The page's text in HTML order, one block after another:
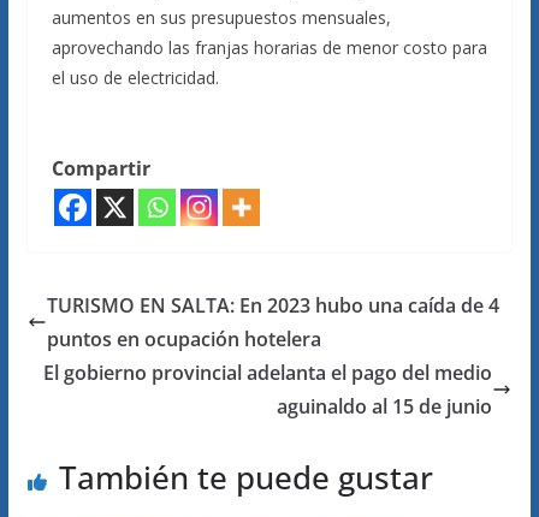
aumentos en sus presupuestos mensuales,
aprovechando las franjas horarias de menor costo para
el uso de electricidad.
Compartir
TURISMO EN SALTA: En 2023 hubo una caída de 4
puntos en ocupación hotelera
El gobierno provincial adelanta el pago del medio
aguinaldo al 15 de junio
También te puede gustar